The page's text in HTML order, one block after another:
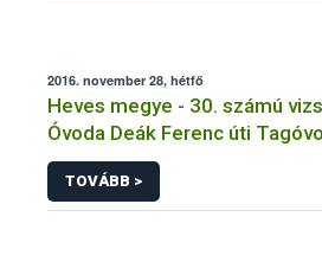
2016. november 28, hétfő
Heves megye - 30. számú
Óvoda Deák Ferenc úti
TOVÁBB >